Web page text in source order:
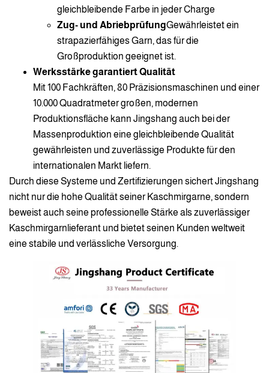
gleichbleibende Farbe in jeder Charge
Zug- und AbriebprüfungGewährleistet ein
strapazierfähiges Garn, das für die
Großproduktion geeignet ist.
Werksstärke garantiert Qualität
Mit 100 Fachkräften, 80 Präzisionsmaschinen und einer
10.000 Quadratmeter großen, modernen
Produktionsfläche kann Jingshang auch bei der
Massenproduktion eine gleichbleibende Qualität
gewährleisten und zuverlässige Produkte für den
internationalen Markt liefern.
Durch diese Systeme und Zertifizierungen sichert Jingshang
nicht nur die hohe Qualität seiner Kaschmirgarne, sondern
beweist auch seine professionelle Stärke als zuverlässiger
Kaschmirgarnlieferant und bietet seinen Kunden weltweit
eine stabile und verlässliche Versorgung.